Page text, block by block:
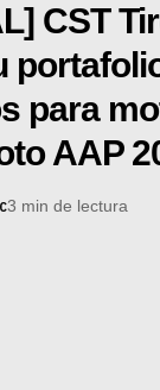
CST
para
AAP
3 min de lectura